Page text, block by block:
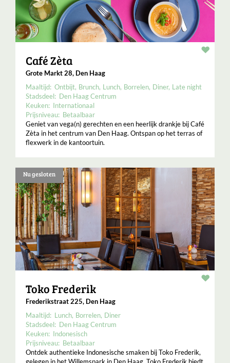
Café Zèta
Grote Markt 28, Den Haag
Maaltijd: Ontbijt Brunch Lunch Borrelen Diner Late night
Stadsdeel: Den Haag Centrum
Keuken: Internationaal
Prijsniveau: Betaalbaar
Geniet van vega(n) gerechten en een heerlijk drankje bij Café
Zèta in het centrum van Den Haag. Ontspan op het terras of
flexwerk in de kantoortuin.
Nu gesloten
Toko Frederik
Frederikstraat 225, Den Haag
Maaltijd: Lunch Borrelen Diner
Stadsdeel: Den Haag Centrum
Keuken: Indonesisch
Prijsniveau: Betaalbaar
Ontdek authentieke Indonesische smaken bij Toko Frederik,